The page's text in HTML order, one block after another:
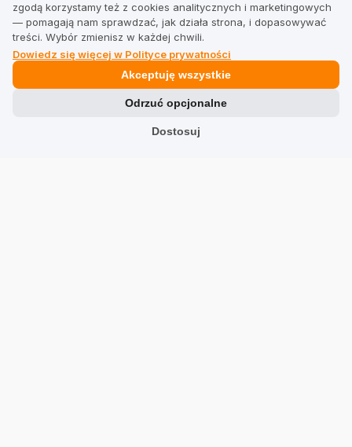
Pokaż wszystkie od najnowszych
Zobacz inne firmy w kategorii Moda sportowa:
zgodą korzystamy też z cookies analitycznych i marketingowych
— pomagają nam sprawdzać, jak działa strona, i dopasowywać
treści. Wybór zmienisz w każdej chwili.
Dowiedz się więcej w Polityce prywatności
Dostosuj
Odrzuć opcjonalne
Akceptuję wszystkie